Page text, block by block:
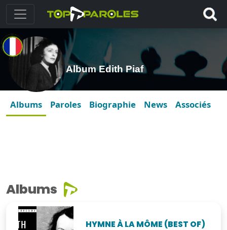
Album Edith Piaf
Albums Paroles Biographie News Associés
Albums
HYMNE À LA MÔME (BEST OF)